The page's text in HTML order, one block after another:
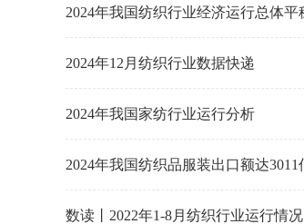
2024年我国纺织行业经济运行总体平
2024年12月纺织行业数据快递
2024年我国家纺行业运行分析
2024年我国纺织品服装出口额达
数读丨2022年1-8月纺织行业运行情况